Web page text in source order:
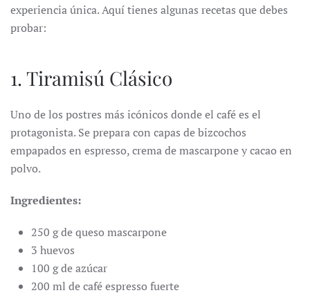
experiencia única. Aquí tienes algunas recetas que debes
probar:
1. Tiramisú Clásico
Uno de los postres más icónicos donde el café es el
protagonista. Se prepara con capas de bizcochos
empapados en espresso, crema de mascarpone y cacao en
polvo.
Ingredientes:
250 g de queso mascarpone
3 huevos
100 g de azúcar
200 ml de café espresso fuerte